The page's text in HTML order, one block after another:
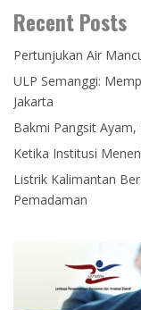
Recent Posts
Pertunjukan Air
ULP Semanggi:
Jakarta
Bakmi Pangsit Ayam,
Ketika Institusi
Listrik Kalimantan
Pemadaman